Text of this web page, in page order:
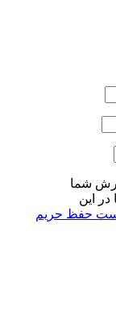
شما
در این
حفظ حریم